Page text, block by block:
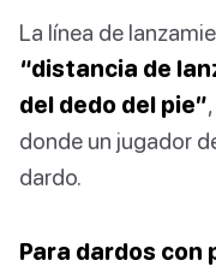
La línea de
“distancia de
del dedo del pie”
donde un jugador
dardo.
Para dardos con